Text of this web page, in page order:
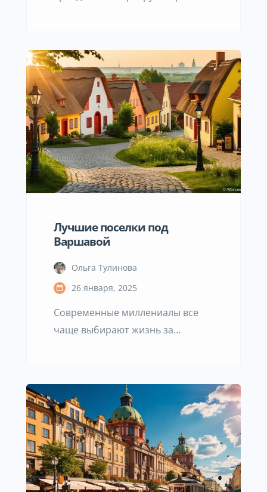
Польши насчитывается 18
районов, среди которых можно
найти как новостройки, так и
дома более ранней застройки.
Здесь также постоянно
реализуются новые
девелоперские проекты. Но какие
районы Варшавы считаются
самыми лучшими? Где стоит
проживания, а […]
Лучшие поселки под
Варшавой
Ольга Тулинова
26 января, 2025
Современные миллениалы все
чаще выбирают жизнь за
удобствам. Этот тренд
стимулирует строительство
инновационных поселков в
пригородах крупных городов.
Если вы ищете жилье недалеко от
Варшавы, наш рейтинг поможет
вам выбрать подходящее место.